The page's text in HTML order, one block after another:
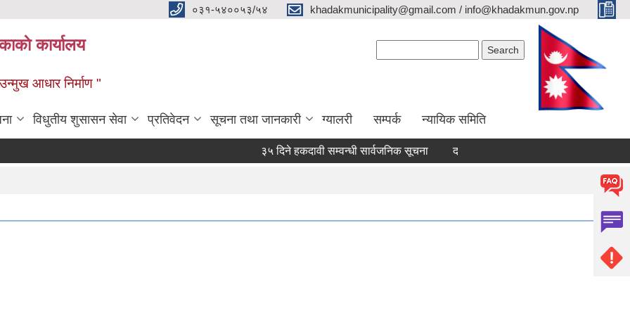
०३१-५४००५३/५४ khadakmunicipality@gmail.com / info@khadakmun.gov.np
कार्यालय
आधार निर्माण "
विधुतीय शुसासन सेवा प्रतिवेदन सूचना तथा जानकारी ग्यालरी सम्पर्क न्यायिक समिति
३५ दिने हकदावी सम्वन्धी सार्वजनिक सूचना दरभाउपत्र स्वीकृत गर्ने आश्यको सूचना